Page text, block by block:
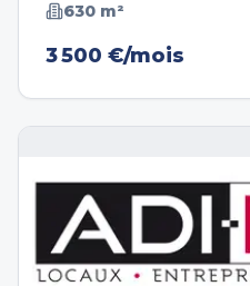
630 m²
3 500 €/mois